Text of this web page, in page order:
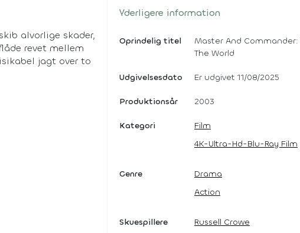
alvorlige skader,
revet mellem
jagt over to
Yderligere information
Oprindelig titel
Master And Commander:
The World
Udgivelsesdato Er udgivet 11/08/2025
Produktionsår 2003
Kategori
Film
4K-Ultra-Hd-Blu-Ray Film
Genre
Drama
Action
Skuespillere
Russell Crowe